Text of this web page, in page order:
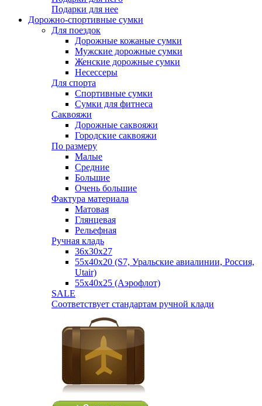
Подарки для нее
Дорожно-спортивные сумки
Для поездок
Дорожные кожаные сумки
Мужские дорожные сумки
Женские дорожные сумки
Несессеры
Для спорта
Спортивные сумки
Сумки для фитнеса
Саквояжи
Дорожные саквояжи
Городские саквояжи
По размеру
Малые
Средние
Большие
Очень большие
Фактура материала
Матовая
Глянцевая
Рельефная
Ручная кладь
36х30x27
55х40х20 (S7, Уральские авиалинии, Россия,
Utair)
55х40х25 (Аэрофлот)
SALE
Соответствует стандартам ручной клади